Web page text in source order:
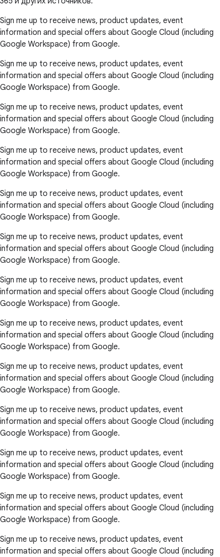
Sign me up to receive news, product updates, event
information and special offers about Google Cloud (including
Google Workspace) from Google.
Sign me up to receive news, product updates, event
information and special offers about Google Cloud (including
Google Workspace) from Google.
Sign me up to receive news, product updates, event
information and special offers about Google Cloud (including
Google Workspace) from Google.
Sign me up to receive news, product updates, event
information and special offers about Google Cloud (including
Google Workspace) from Google.
Sign me up to receive news, product updates, event
information and special offers about Google Cloud (including
Google Workspace) from Google.
Sign me up to receive news, product updates, event
information and special offers about Google Cloud (including
Google Workspace) from Google.
Sign me up to receive news, product updates, event
information and special offers about Google Cloud (including
Google Workspace) from Google.
Sign me up to receive news, product updates, event
information and special offers about Google Cloud (including
Google Workspace) from Google.
Sign me up to receive news, product updates, event
information and special offers about Google Cloud (including
Google Workspace) from Google.
Sign me up to receive news, product updates, event
information and special offers about Google Cloud (including
Google Workspace) from Google.
Sign me up to receive news, product updates, event
information and special offers about Google Cloud (including
Google Workspace) from Google.
Sign me up to receive news, product updates, event
information and special offers about Google Cloud (including
Google Workspace) from Google.
Sign me up to receive news, product updates, event
information and special offers about Google Cloud (including